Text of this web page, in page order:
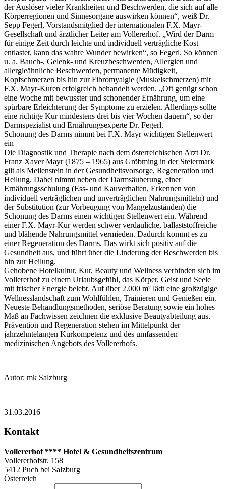
der Auslöser vieler Krankheiten und Beschwerden, die sich auf alle
Körperregionen und Sinnesorgane auswirken können“, weiß Dr.
Sepp Fegerl, Vorstandsmitglied der internationalen F.X. Mayr-
Gesellschaft und ärztlicher Leiter am Vollererhof. „Wird der Darm
für einige Zeit durch leichte und individuell verträgliche Kost
entlastet, kann das wahre Wunder bewirken“, so Fegerl. So können
u. a. Bauch-, Gelenk- und Kreuzbeschwerden, Allergien und
allergieähnliche Beschwerden, permanente Müdigkeit,
Kopfschmerzen bis hin zur Fibromyalgie (Muskelschmerzen) mit
F.X. Mayr-Kuren erfolgreich behandelt werden. „Oft genügt schon
eine Woche mit bewusster und schonender Ernährung, um eine
spürbare Erleichterung der Symptome zu erzielen. Allerdings sollte
eine richtige Kur mindestens drei bis vier Wochen dauern“, so der
Darmspezialist und Ernährungsexperte Dr. Fegerl.
Schonung des Darms nimmt bei F.X. Mayr wichtigen Stellenwert
ein
Die Diagnostik und Therapie nach dem österreichischen Arzt Dr.
Franz Xaver Mayr (1875 – 1965) aus Gröbming in der Steiermark
gilt als Meilenstein in der Gesundheitsvorsorge, Regeneration und
Heilung. Dabei nimmt neben der Darmsäuberung, einer
Ernährungsschulung (Ess- und Kauverhalten, Erkennen von
individuell verträglichen und unverträglichen Nahrungsmitteln) und
der Substitution (zur Vorbeugung von Mangelzuständen) die
Schonung des Darms einen wichtigen Stellenwert ein. Während
einer F.X. Mayr-Kur werden schwer verdauliche, ballaststoffreiche
und blähende Nahrungsmittel vermieden. Dadurch kommt es zu
einer Regeneration des Darms. Das wirkt sich positiv auf die
Gesundheit aus, und führt über die Linderung der Beschwerden bis
hin zur Heilung.
Gehobene Hotelkultur, Kur, Beauty und Wellness verbinden sich im
Vollererhof zu einem Urlaubsgefühl, das Körper, Geist und Seele
mit frischer Energie belebt. Auf über 2.000 m² lädt eine großzügige
Wellnesslandschaft zum Wohlfühlen, Trainieren und Genießen ein.
Neueste Behandlungsmethoden, seriöse Beratung sowie ein hohes
Maß an Fachwissen zeichnen die exklusive Beautyabteilung aus.
Prävention und Regeneration stehen im Mittelpunkt der
jahrzehntelangen Kurkompetenz und des umfassenden
medizinischen Angebots des Vollererhofs.
Autor: mk Salzburg
31.03.2016
Kontakt
Vollererhof **** Hotel & Gesundheitszentrum
Vollererhofstr. 158
5412 Puch bei Salzburg
Österreich